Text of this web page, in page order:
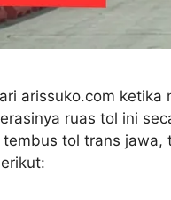
arissuko.com
ruas tol ini
tol trans